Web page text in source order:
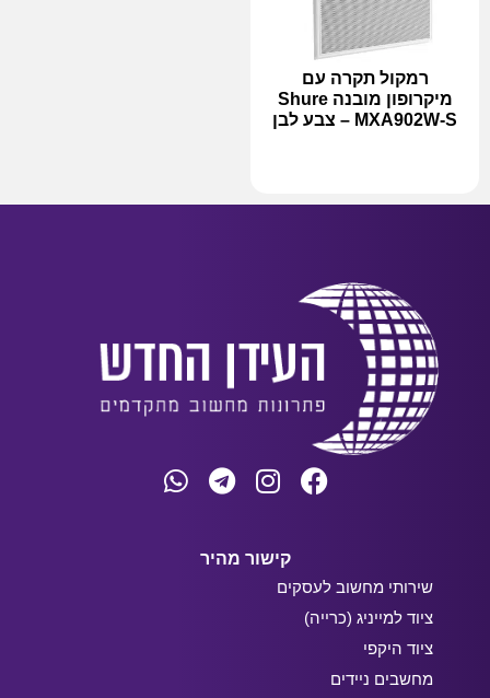
רמקול תקרה עם
מיקרופון מובנה Shure
MXA902W-S – צבע לבן
קישור מהיר
שירותי מחשוב לעסקים
ציוד למייניג (כרייה)
ציוד היקפי
מחשבים ניידים